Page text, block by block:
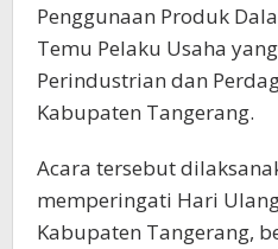
Penggunaan Produk
Temu Pelaku Usaha
Perindustrian dan
Kabupaten Tangerang.
Acara tersebut
memperingati Hari
Kabupaten Tangerang,